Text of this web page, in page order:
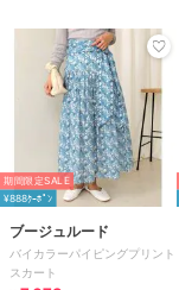
期間限定SALE
¥888ｸｰﾎﾟﾝ
ブージュルード
バイカラーパイピングプリント
スカート